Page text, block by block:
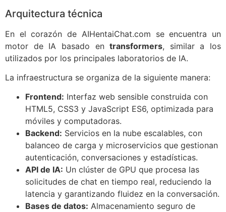
Arquitectura técnica
En el corazón de AIHentaiChat.com se encuentra un
motor de IA basado entransformers, similar a los
utilizados por los principales laboratorios de IA.
La infraestructura se organiza de la siguiente manera:
Frontend: Interfaz web sensible construida con
HTML5, CSS3 y JavaScript ES6, optimizada para
móviles y computadoras.
Backend: Servicios en la nube escalables, con
balanceo de carga y microservicios que gestionan
autenticación, conversaciones y estadísticas.
API de IA: Un clúster de GPU que procesa las
solicitudes de chat en tiempo real, reduciendo la
latencia y garantizando fluidez en la conversación.
Bases de datos: Almacenamiento seguro de